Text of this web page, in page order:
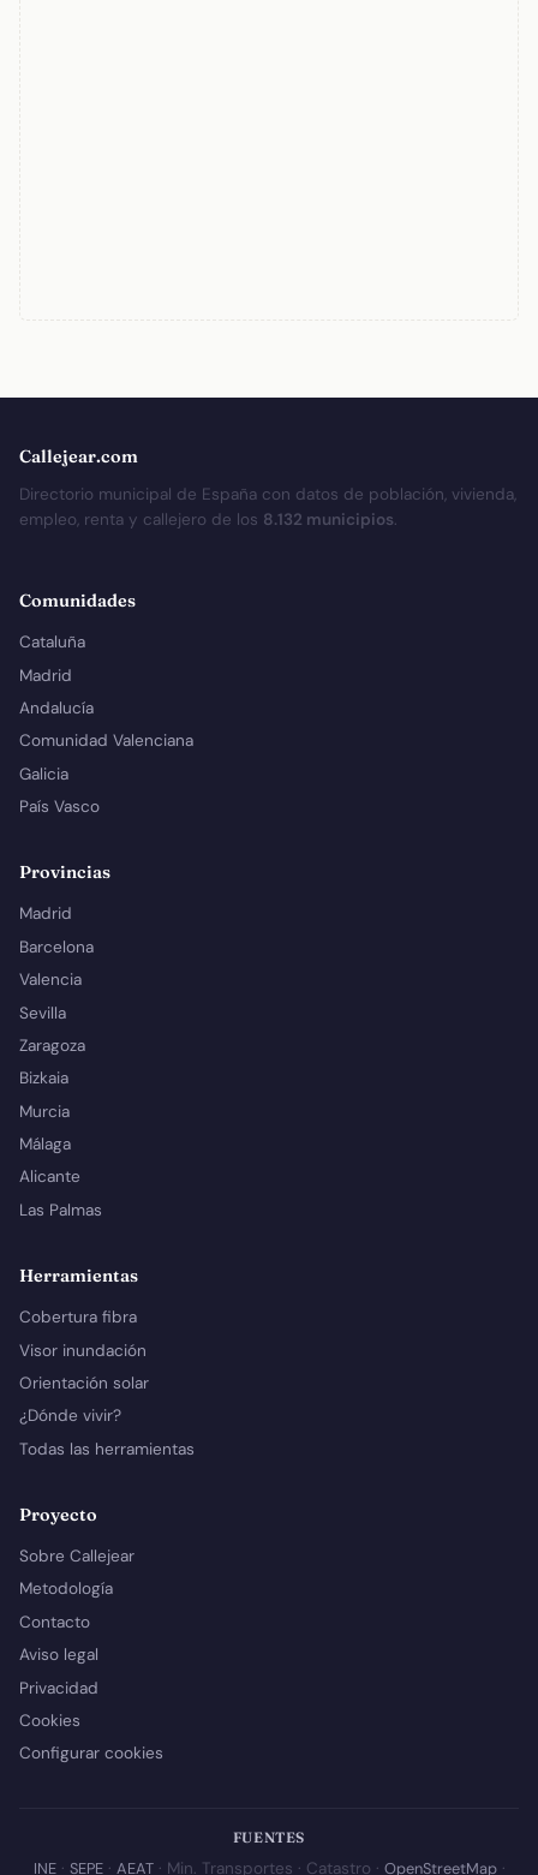
Callejear.com
Directorio municipal de España con datos de población, vivienda,
empleo, renta y callejero de los 8.132 municipios.
Comunidades
Cataluña
Madrid
Andalucía
Comunidad Valenciana
Galicia
País Vasco
Provincias
Madrid
Barcelona
Valencia
Sevilla
Zaragoza
Bizkaia
Murcia
Málaga
Alicante
Las Palmas
Herramientas
Cobertura fibra
Visor inundación
Orientación solar
¿Dónde vivir?
Todas las herramientas
Proyecto
Sobre Callejear
Metodología
Contacto
Aviso legal
Privacidad
Cookies
Configurar cookies
FUENTES
INE· SEPE· AEAT· Min. Transportes · Catastro · OpenStreetMap·